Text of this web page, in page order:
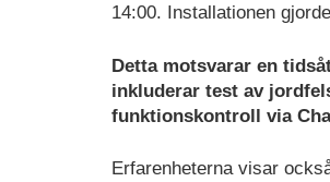
14:00. Installationen
Detta motsvarar en
inkluderar test av
funktionskontroll via
Erfarenheterna visar